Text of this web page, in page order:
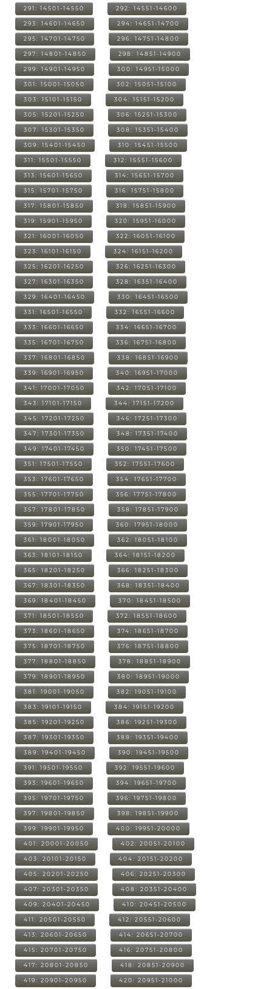
291: 14501-14550 292: 14551-14600
293: 14601-14650 294: 14651-14700
295: 14701-14750 296: 14751-14800
297: 14801-14850 298: 14851-14900
299: 14901-14950 300: 14951-15000
301: 15001-15050 302: 15051-15100
303: 15101-15150 304: 15151-15200
305: 15201-15250 306: 15251-15300
307: 15301-15350 308: 15351-15400
309: 15401-15450 310: 15451-15500
311: 15501-15550 312: 15551-15600
313: 15601-15650 314: 15651-15700
315: 15701-15750 316: 15751-15800
317: 15801-15850 318: 15851-15900
319: 15901-15950 320: 15951-16000
321: 16001-16050 322: 16051-16100
323: 16101-16150 324: 16151-16200
325: 16201-16250 326: 16251-16300
327: 16301-16350 328: 16351-16400
329: 16401-16450 330: 16451-16500
331: 16501-16550 332: 16551-16600
333: 16601-16650 334: 16651-16700
335: 16701-16750 336: 16751-16800
337: 16801-16850 338: 16851-16900
339: 16901-16950 340: 16951-17000
341: 17001-17050 342: 17051-17100
343: 17101-17150 344: 17151-17200
345: 17201-17250 346: 17251-17300
347: 17301-17350 348: 17351-17400
349: 17401-17450 350: 17451-17500
351: 17501-17550 352: 17551-17600
353: 17601-17650 354: 17651-17700
355: 17701-17750 356: 17751-17800
357: 17801-17850 358: 17851-17900
359: 17901-17950 360: 17951-18000
361: 18001-18050 362: 18051-18100
363: 18101-18150 364: 18151-18200
365: 18201-18250 366: 18251-18300
367: 18301-18350 368: 18351-18400
369: 18401-18450 370: 18451-18500
371: 18501-18550 372: 18551-18600
373: 18601-18650 374: 18651-18700
375: 18701-18750 376: 18751-18800
377: 18801-18850 378: 18851-18900
379: 18901-18950 380: 18951-19000
381: 19001-19050 382: 19051-19100
383: 19101-19150 384: 19151-19200
385: 19201-19250 386: 19251-19300
387: 19301-19350 388: 19351-19400
389: 19401-19450 390: 19451-19500
391: 19501-19550 392: 19551-19600
393: 19601-19650 394: 19651-19700
395: 19701-19750 396: 19751-19800
397: 19801-19850 398: 19851-19900
399: 19901-19950 400: 19951-20000
401: 20001-20050 402: 20051-20100
403: 20101-20150 404: 20151-20200
405: 20201-20250 406: 20251-20300
407: 20301-20350 408: 20351-20400
409: 20401-20450 410: 20451-20500
411: 20501-20550 412: 20551-20600
413: 20601-20650 414: 20651-20700
415: 20701-20750 416: 20751-20800
417: 20801-20850 418: 20851-20900
419: 20901-20950 420: 20951-21000